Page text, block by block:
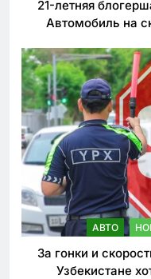
21-летняя
Автомобиль на
АВТО
За гонки и
Узбекистане